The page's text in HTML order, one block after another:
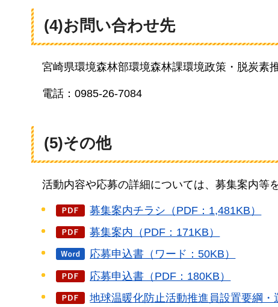
(4)お問い合わせ先
宮崎県環境森林部環境森林課環境政策・脱炭素
電話：0985-26-7084
(5)その他
活動内容や応募の詳細については、募集案内等
募集案内チラシ（PDF：1,481KB）
募集案内（PDF：171KB）
応募申込書（ワード：50KB）
応募申込書（PDF：180KB）
地球温暖化防止活動推進員設置要綱・